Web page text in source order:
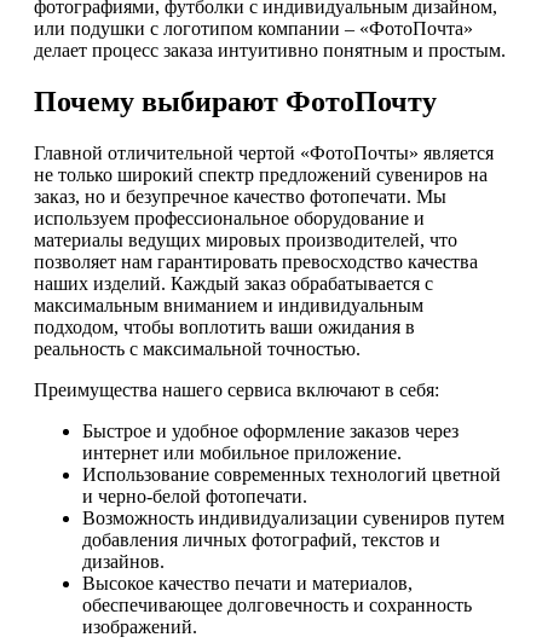
фотографиями, футболки с индивидуальным дизайном,
или подушки с логотипом компании – «ФотоПочта»
делает процесс заказа интуитивно понятным и простым.
Почему выбирают ФотоПочту
Главной отличительной чертой «ФотоПочты» является
не только широкий спектр предложений сувениров на
заказ, но и безупречное качество фотопечати. Мы
используем профессиональное оборудование и
материалы ведущих мировых производителей, что
позволяет нам гарантировать превосходство качества
наших изделий. Каждый заказ обрабатывается с
максимальным вниманием и индивидуальным
подходом, чтобы воплотить ваши ожидания в
реальность с максимальной точностью.
Преимущества нашего сервиса включают в себя:
Быстрое и удобное оформление заказов через
интернет или мобильное приложение.
Использование современных технологий цветной
и черно-белой фотопечати.
Возможность индивидуализации сувениров путем
добавления личных фотографий, текстов и
дизайнов.
Высокое качество печати и материалов,
обеспечивающее долговечность и сохранность
изображений.